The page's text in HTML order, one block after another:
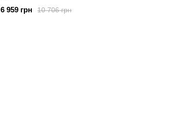
10 706 грн
6 959 грн